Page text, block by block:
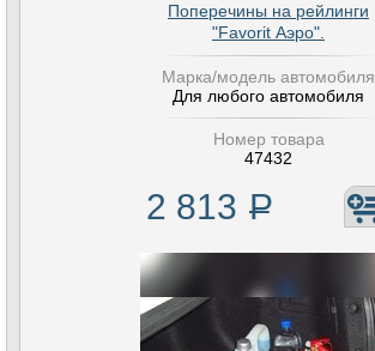
Поперечины на рейлинги
"Favorit Аэро".
Марка/модель автомобиля
Для любого автомобиля
Номер товара
47432
2 813 Р